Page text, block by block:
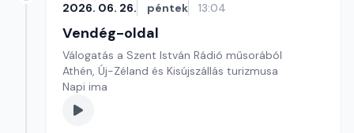
2026. 06. 26. péntek 13:04
Vendég-oldal
Válogatás a Szent István Rádió műsorából
Athén, Új-Zéland és Kisújszállás turizmusa
Napi ima